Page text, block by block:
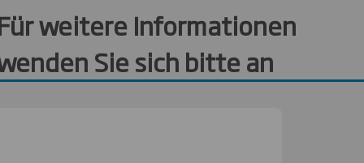
weitere Informationen
Sie sich bitte an